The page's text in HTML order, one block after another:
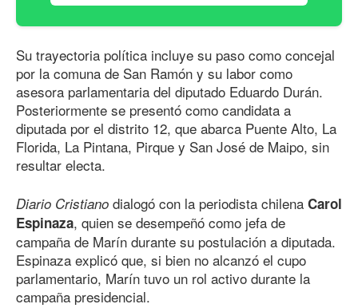
Su trayectoria política incluye su paso como concejal
por la comuna de San Ramón y su labor como
asesora parlamentaria del diputado Eduardo Durán.
Posteriormente se presentó como candidata a
diputada por el distrito 12, que abarca Puente Alto, La
Florida, La Pintana, Pirque y San José de Maipo, sin
resultar electa.
Diario Cristiano dialogó con la periodista chilena Carol
Espinaza, quien se desempeñó como jefa de
campaña de Marín durante su postulación a diputada.
Espinaza explicó que, si bien no alcanzó el cupo
parlamentario, Marín tuvo un rol activo durante la
campaña presidencial.